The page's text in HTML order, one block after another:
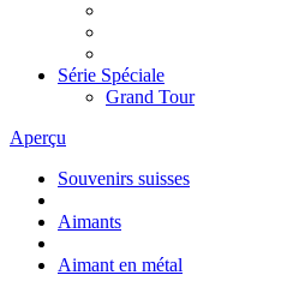
Série Spéciale
Grand Tour
Aperçu
Souvenirs suisses
Aimants
Aimant en métal